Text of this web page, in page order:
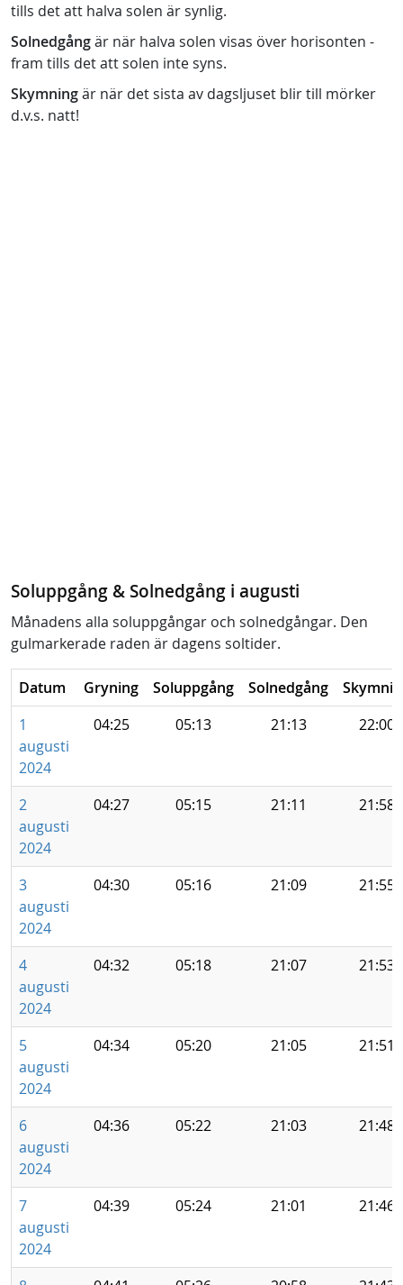
tills det att halva solen är synlig.
Solnedgångär när halva solen visas över horisonten -
fram tills det att solen inte syns.
Skymningär när det sista av dagsljuset blir till mörker
d.v.s. natt!
Soluppgång & Solnedgång i augusti
Månadens alla soluppgångar och solnedgångar. Den
gulmarkerade raden är dagens soltider.
Datum Gryning Soluppgång Solnedgång
1
augusti
2024
04:25 05:13 21:13 22:00
2
augusti
2024
04:27 05:15 21:11 21:58
3
augusti
2024
04:30 05:16 21:09 21:55
4
augusti
2024
04:32 05:18 21:07 21:53
5
augusti
2024
04:34 05:20 21:05 21:51
6
augusti
2024
04:36 05:22 21:03 21:48
7
augusti
2024
04:39 05:24 21:01 21:46